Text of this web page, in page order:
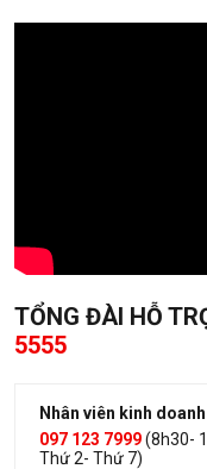
TỔNG ĐÀI HỖ
5555
Nhân viên kinh
097 123 7999(8h30-
Thứ 2- Thứ 7)